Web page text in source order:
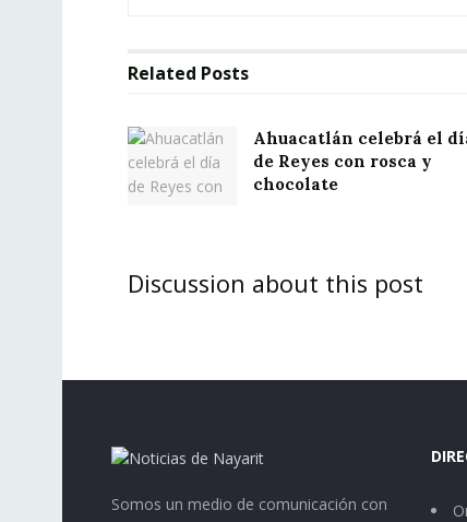
Related Posts
Ahuacatlán celebrá el
de Reyes con rosca y
chocolate
Discussion about this post
Somos un medio de comunicación con